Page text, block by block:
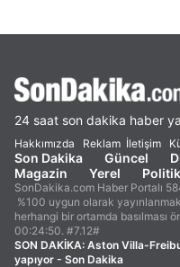
24 saat son dakika haber
Hakkımızda Reklam İletişim
Son Dakika Güncel
Magazin
Yerel
SonDakika.com Haber Portalı
%100 uygun olarak
herhangi bir ortamda basılması
00:24:50. #7.12#
SON DAKİKA: Aston Villa-
yapıyor - Son Dakika